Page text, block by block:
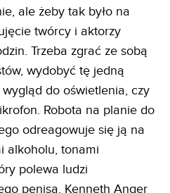
ale żeby tak było na
twórcy i aktorzy
Trzeba zgrać ze sobą
wydobyć tę jedną
do oświetlenia, czy
Robota na planie do
odreagowuje się ją na
alkoholu, tonami
polewa ludzi
penisa. Kenneth Anger